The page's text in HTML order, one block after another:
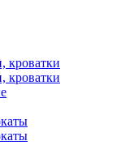
кроватки
кроватки